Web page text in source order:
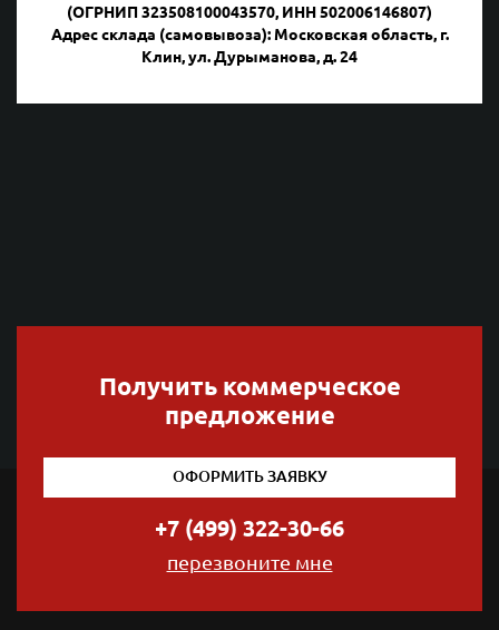
(ОГРНИП 323508100043570, ИНН 502006146807)
Адрес склада (самовывоза): Московская область, г.
Клин, ул. Дурыманова, д. 24
Получить коммерческое
предложение
ОФОРМИТЬ ЗАЯВКУ
+7 (499) 322-30-66
перезвоните мне